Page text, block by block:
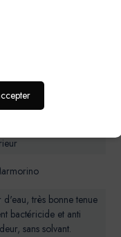
très bonne tenue
bactéricide et anti
sans solvant.